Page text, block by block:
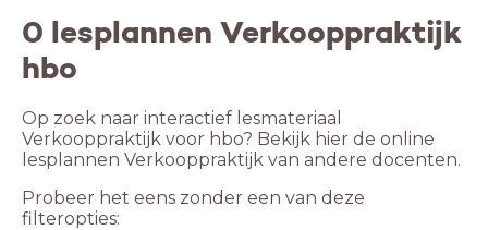
0 lesplannen Verkooppraktijk
hbo
Op zoek naar interactief lesmateriaal
Verkooppraktijk voor hbo? Bekijk hier de online
lesplannen Verkooppraktijk van andere docenten.
Probeer het eens zonder een van deze
filteropties: